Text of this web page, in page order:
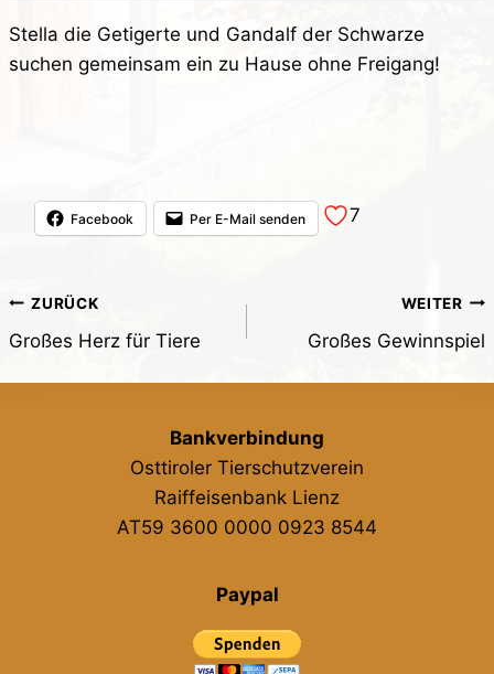
Stella die Getigerte und Gandalf der Schwarze
suchen gemeinsam ein zu Hause ohne Freigang!
Facebook Per E-Mail senden 7
Beitragsnavigation
ZURÜCK
Großes Herz für Tiere
WEITER
Großes Gewinnspiel
Bankverbindung
Osttiroler Tierschutzverein
Raiffeisenbank Lienz
AT59 3600 0000 0923 8544
Paypal